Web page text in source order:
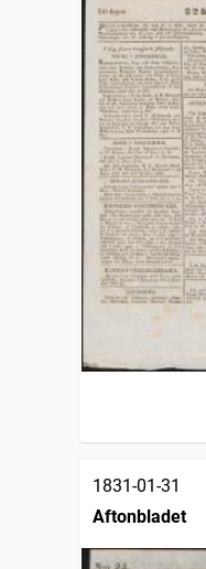
1831-01-31
Aftonbladet